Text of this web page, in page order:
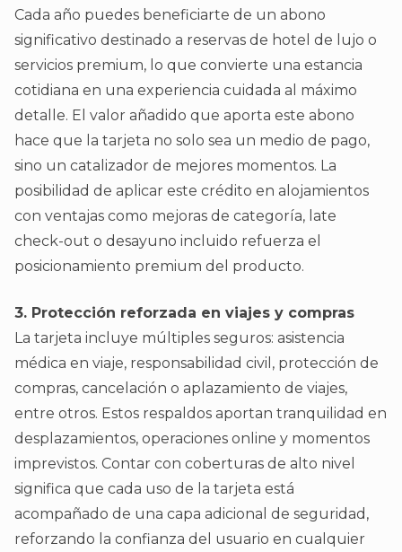
Cada año puedes beneficiarte de un abono
significativo destinado a reservas de hotel de lujo o
servicios premium, lo que convierte una estancia
cotidiana en una experiencia cuidada al máximo
detalle. El valor añadido que aporta este abono
hace que la tarjeta no solo sea un medio de pago,
sino un catalizador de mejores momentos. La
posibilidad de aplicar este crédito en alojamientos
con ventajas como mejoras de categoría, late
check-out o desayuno incluido refuerza el
posicionamiento premium del producto.
3. Protección reforzada en viajes y compras
La tarjeta incluye múltiples seguros: asistencia
médica en viaje, responsabilidad civil, protección de
compras, cancelación o aplazamiento de viajes,
entre otros. Estos respaldos aportan tranquilidad en
desplazamientos, operaciones online y momentos
imprevistos. Contar con coberturas de alto nivel
significa que cada uso de la tarjeta está
acompañado de una capa adicional de seguridad,
reforzando la confianza del usuario en cualquier